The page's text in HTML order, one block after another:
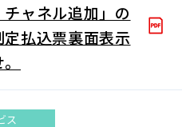
ャネル追加」の
払込票裏面表示
ス